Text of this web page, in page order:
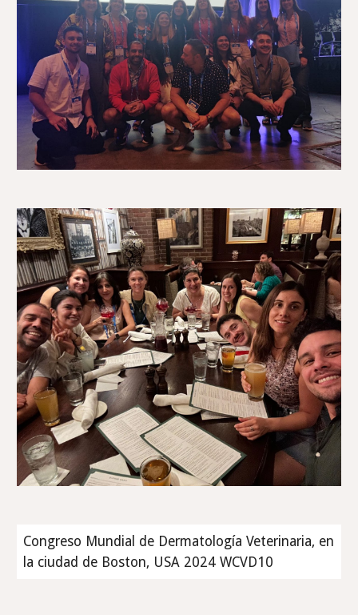
Congreso Mundial de Dermatología Veterinaria, en
la ciudad de Boston, USA 2024 WCVD10